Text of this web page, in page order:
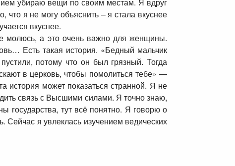
что я не могу объяснить – я стала вкуснее
вкуснее.
молюсь, а это очень важно для женщины.
Есть такая история. «Бедный мальчик
потому что он был грязный. Тогда
в церковь, чтобы помолиться тебе» —
история может показаться странной. Я не
связь с Высшими силами. Я точно знаю,
государства, тут всё понятно. Я говорю о
Сейчас я увлеклась изучением ведических